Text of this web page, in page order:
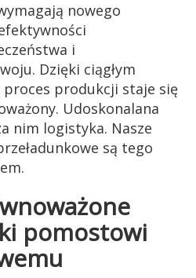
nowego
i
Dzięki ciągłym
produkcji staje się
Udoskonalana
nim logistyka. Nasze
są tego
pomostowi